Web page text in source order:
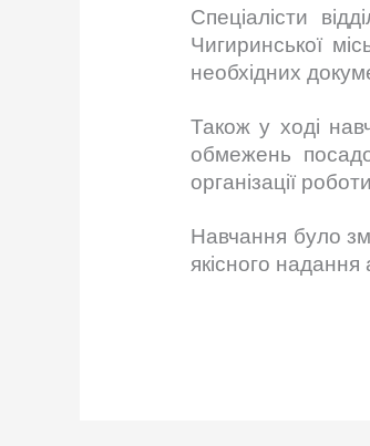
Спеціалісти
Чигиринської
необхідних
Також у ході
обмежень
організації
Навчання було
якісного надання